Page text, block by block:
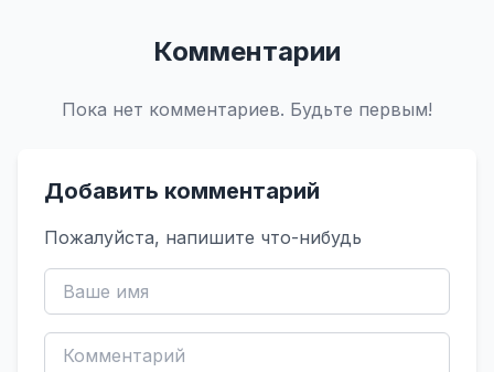
Комментарии
Пока нет комментариев. Будьте первым!
Добавить комментарий
Пожалуйста, напишите что-нибудь